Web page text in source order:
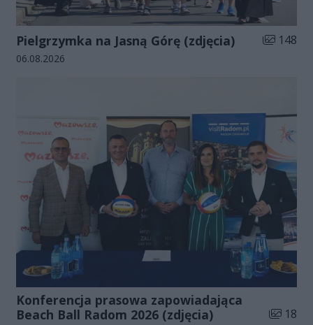
Pielgrzymka na Jasną Górę (zdjęcia) Liczba
148
Data dodania galerii:
06.08.2026
Konferencja prasowa zapowiadająca
Beach Ball Radom 2026 (zdjęcia)
Liczba
18